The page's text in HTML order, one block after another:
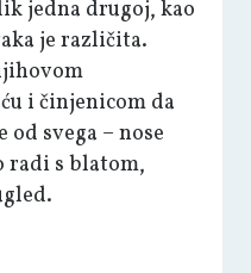
jedna drugoj, kao
je različita.
i činjenicom da
svega – nose
radi s blatom,